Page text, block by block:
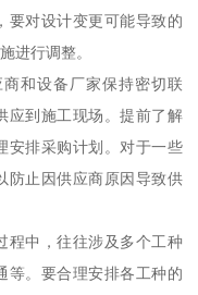
要对设计变更可能导致的
进行调整。
和设备厂家保持密切联
应到施工现场。提前了解
安排采购计划。对于一些
防止因供应商原因导致供
程中，往往涉及多个工种
等。要合理安排各工种的